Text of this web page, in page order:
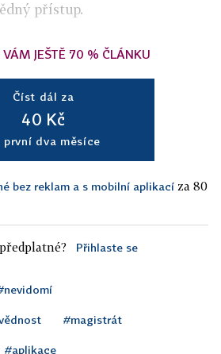
přístup.
JEŠTĚ 70 % ČLÁNKU
Číst dál za
40 Kč
první dva měsíce
bez reklam a s mobilní aplikací za 80
Přihlaste se
#magistrát
#aplikace